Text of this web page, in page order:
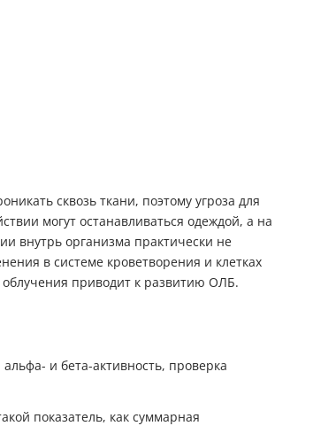
сквозь ткани, поэтому угроза для
могут останавливаться одеждой, а на
внутрь организма практически не
в системе кроветворения и клетках
приводит к развитию ОЛБ.
показатель, как суммарная